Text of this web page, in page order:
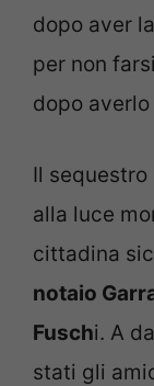
dopo aver
per non
dopo
Il
alla luce
cittadina
notaio
Fuschi. A
stati gli